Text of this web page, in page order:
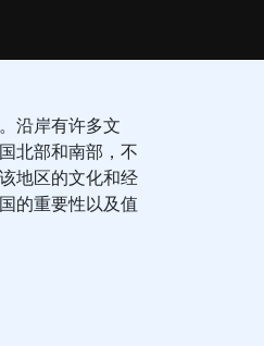
沿岸有许多文
北部和南部，不
地区的文化和经
的重要性以及值